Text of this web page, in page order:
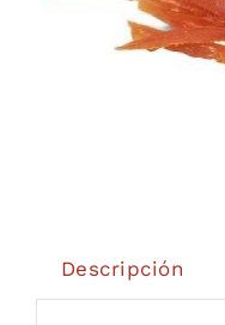
Descripción